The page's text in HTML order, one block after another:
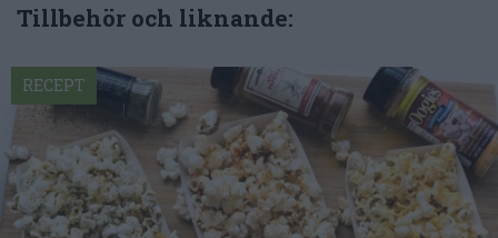
Tillbehör och liknande:
RECEPT